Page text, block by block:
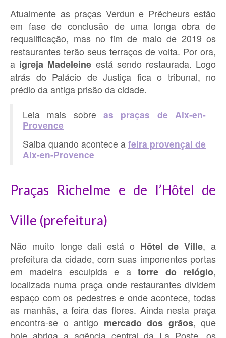
Atualmente as praças Verdun e Prêcheurs estão
em fase de conclusão de uma longa obra de
requalificação, mas no fim de maio de 2019 os
restaurantes terão seus terraços de volta. Por ora,
a igreja Madeleine está sendo restaurada. Logo
atrás do Palácio de Justiça fica o tribunal, no
prédio da antiga prisão da cidade.
Leia mais sobre as praças de Aix-en-
Provence
Saiba quando acontece a feira provençal de
Aix-en-Provence
Praças Richelme e de l’Hôtel de
Ville (prefeitura)
Não muito longe dali está o Hôtel de Ville, a
prefeitura da cidade, com suas imponentes portas
em madeira esculpida e atorre do relógio,
localizada numa praça onde restaurantes dividem
espaço com os pedestres e onde acontece, todas
as manhãs, a feira das flores. Ainda nesta praça
encontra-se o antigo mercado dos grãos, que